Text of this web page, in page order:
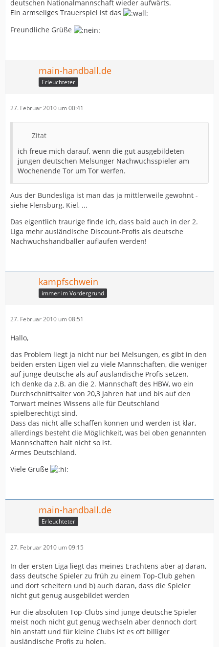
deutschen Nationalmannschaft wieder aufwärts.
Ein armseliges Trauerspiel ist das
Freundliche Grüße
main-handball.de
Erleuchteter
27. Februar 2010 um 00:41
Zitat
ich freue mich darauf, wenn die gut ausgebildeten
jungen deutschen Melsunger Nachwuchsspieler am
Wochenende Tor um Tor werfen.
Aus der Bundesliga ist man das ja mittlerweile gewohnt -
siehe Flensburg, Kiel, ...
Das eigentlich traurige finde ich, dass bald auch in der 2.
Liga mehr ausländische Discount-Profis als deutsche
Nachwuchshandballer auflaufen werden!
kampfschwein
immer im Vordergrund
27. Februar 2010 um 08:51
Hallo,
das Problem liegt ja nicht nur bei Melsungen, es gibt in den
beiden ersten Ligen viel zu viele Mannschaften, die weniger
auf junge deutsche als auf ausländische Profis setzen.
Ich denke da z.B. an die 2. Mannschaft des HBW, wo ein
Durchschnittsalter von 20,3 Jahren hat und bis auf den
Torwart meines Wissens alle für Deutschland
spielberechtigt sind.
Dass das nicht alle schaffen können und werden ist klar,
allerdings besteht die Möglichkeit, was bei oben genannten
Mannschaften halt nicht so ist.
Armes Deutschland.
Viele Grüße
main-handball.de
Erleuchteter
27. Februar 2010 um 09:15
In der ersten Liga liegt das meines Erachtens aber a) daran,
dass deutsche Spieler zu früh zu einem Top-Club gehen
und dort scheitern und b) auch daran, dass die Spieler
nicht gut genug ausgebildet werden
Für die absoluten Top-Clubs sind junge deutsche Spieler
meist noch nicht gut genug wechseln aber dennoch dort
hin anstatt und für kleine Clubs ist es oft billiger
ausländische Profis zu holen.